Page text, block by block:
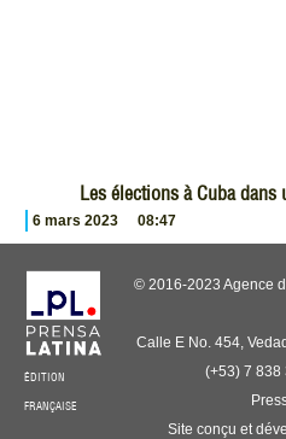
Les élections à Cuba
6 mars 2023 08:47
ÉDITION
FRANÇAISE
© 2016-2023 Agence
Calle E No. 454,
(+53) 7 838
Site conçu et